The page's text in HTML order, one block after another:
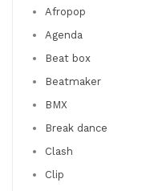
Afropop
Agenda
Beat box
Beatmaker
BMX
Break dance
Clash
Clip